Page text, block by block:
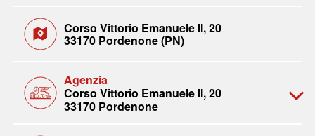
Corso Vittorio Emanuele II, 20
33170 Pordenone (PN)
Agenzia
Corso Vittorio Emanuele II, 20
33170 Pordenone